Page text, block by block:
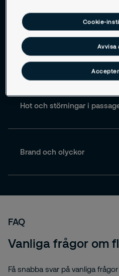
Hot och brott mot den
Obehörigt tillträde
Hot och störningar i
Brand och olyckor
FAQ
Vanliga frågor om
Få snabba svar på vanliga
Cookie-
Avvisa